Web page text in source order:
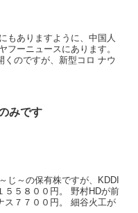
もありますように、中国人
フーニュースにあります。
くのですが、新型コロ ナウ
みです
じ～の保有株ですが、KDDI
５５８００円。 野村HDが前
ス７７００円。 細谷火工が